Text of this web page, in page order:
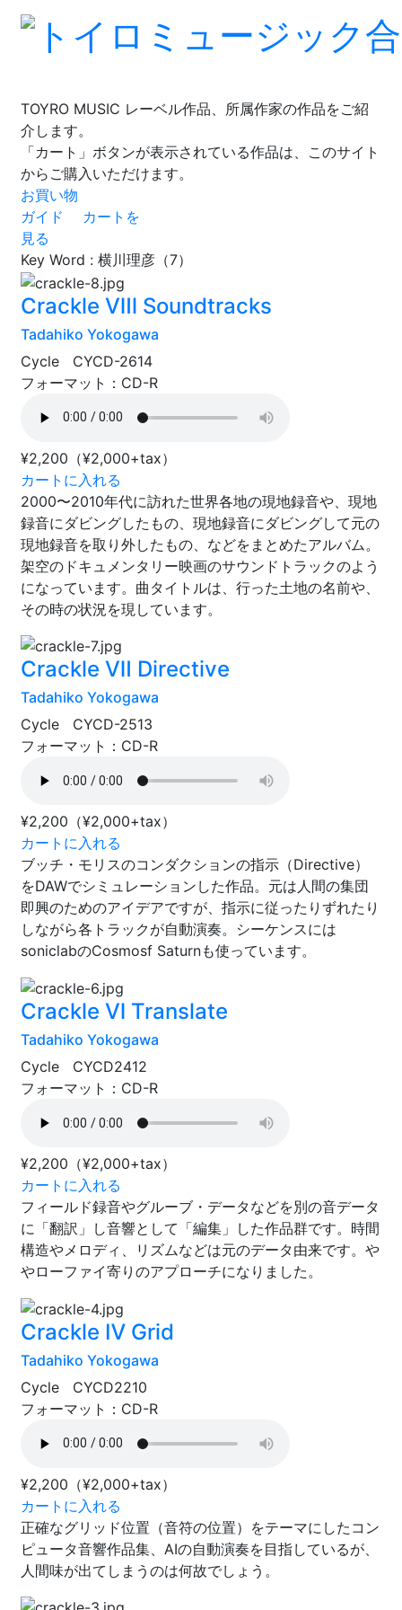
TOYRO MUSIC レーベル作品、所属作家の作品をご紹
介します。
「カート」ボタンが表示されている作品は、このサイト
からご購入いただけます。
お買い物
ガイド
カートを
見る
Key Word : 横川理彦（7）
Crackle Ⅷ Soundtracks
Tadahiko Yokogawa
Cycle CYCD-2614
フォーマット：CD-R
¥2,200 （¥2,000+tax）
カートに入れる
2000〜2010年代に訪れた世界各地の現地録音や、現地
録音にダビングしたもの、現地録音にダビングして元の
現地録音を取り外したもの、などをまとめたアルバム。
架空のドキュメンタリー映画のサウンドトラックのよう
になっています。曲タイトルは、行った土地の名前や、
その時の状況を現しています。
Crackle Ⅶ Directive
Tadahiko Yokogawa
Cycle CYCD-2513
フォーマット：CD-R
¥2,200 （¥2,000+tax）
カートに入れる
ブッチ・モリスのコンダクションの指示（Directive）
をDAWでシミュレーションした作品。元は人間の集団
即興のためのアイデアですが、指示に従ったりずれたり
しながら各トラックが自動演奏。シーケンスには
soniclabのCosmosf Saturnも使っています。
Crackle Ⅵ Translate
Tadahiko Yokogawa
Cycle CYCD2412
フォーマット：CD-R
¥2,200 （¥2,000+tax）
カートに入れる
フィールド録音やグルーブ・データなどを別の音データ
に「翻訳」し音響として「編集」した作品群です。時間
構造やメロディ、リズムなどは元のデータ由来です。や
やローファイ寄りのアプローチになりました。
Crackle Ⅳ Grid
Tadahiko Yokogawa
Cycle CYCD2210
フォーマット：CD-R
¥2,200 （¥2,000+tax）
カートに入れる
正確なグリッド位置（音符の位置）をテーマにしたコン
ピュータ音響作品集、AIの自動演奏を目指しているが、
人間味が出てしまうのは何故でしょう。